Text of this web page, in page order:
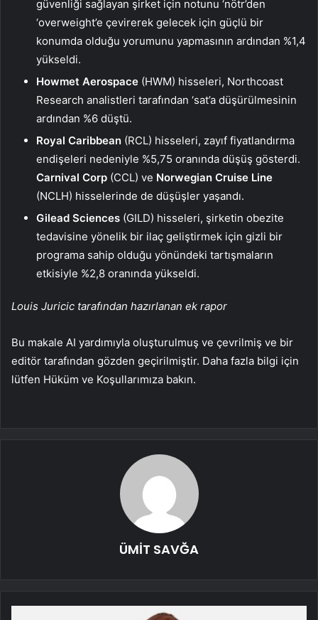
güvenliği sağlayan şirket için notunu ‘nötr’den
‘overweight’e çevirerek gelecek için güçlü bir
konumda olduğu yorumunu yapmasının ardından %1,4
yükseldi.
Howmet Aerospace (HWM) hisseleri, Northcoast
Research analistleri tarafından ‘sat’a düşürülmesinin
ardından %6 düştü.
Royal Caribbean (RCL) hisseleri, zayıf fiyatlandırma
endişeleri nedeniyle %5,75 oranında düşüş gösterdi.
Carnival Corp (CCL) ve Norwegian Cruise Line
(NCLH) hisselerinde de düşüşler yaşandı.
Gilead Sciences (GILD) hisseleri, şirketin obezite
tedavisine yönelik bir ilaç geliştirmek için gizli bir
programa sahip olduğu yönündeki tartışmaların
etkisiyle %2,8 oranında yükseldi.
Louis Juricic tarafından hazırlanan ek rapor
Bu makale AI yardımıyla oluşturulmuş ve çevrilmiş ve bir
editör tarafından gözden geçirilmiştir. Daha fazla bilgi için
lütfen Hüküm ve Koşullarımıza bakın.
ÜMİT SAVĞA